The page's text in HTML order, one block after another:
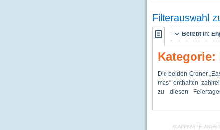
Filterauswahl
Beliebt in:
Kategorie:
Die beiden Ordner
mas“ enthalten
zu diesen
verschiedene
Spiele,
kleine und große